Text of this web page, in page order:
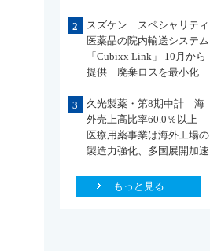
2
スズケン スペシャリティ
医薬品の院内輸送システム
「Cubixx Link」 10月から
提供 廃棄ロスを最小化
3
久光製薬・第8期中計 海
外売上高比率60.0％以上
医療用薬事業は海外工場の
製造力強化、多国展開加速
もっと見る